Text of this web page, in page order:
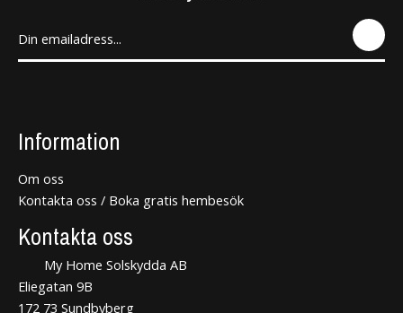
SEN
Information
Om oss
Kontakta oss / Boka gratis hembesök
Kontakta oss
My Home Solskydda AB
Eliegatan 9B
172 73 Sundbyberg